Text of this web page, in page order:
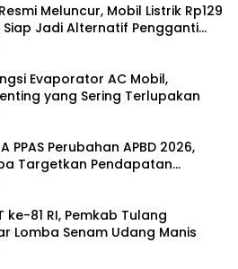
Meluncur, Mobil Listrik Rp129
Jadi Alternatif Pengganti
Evaporator AC Mobil,
yang Sering Terlupakan
PPAS Perubahan APBD 2026,
Targetkan Pendapatan
Miliar
ke-81 RI, Pemkab Tulang
Lomba Senam Udang Manis